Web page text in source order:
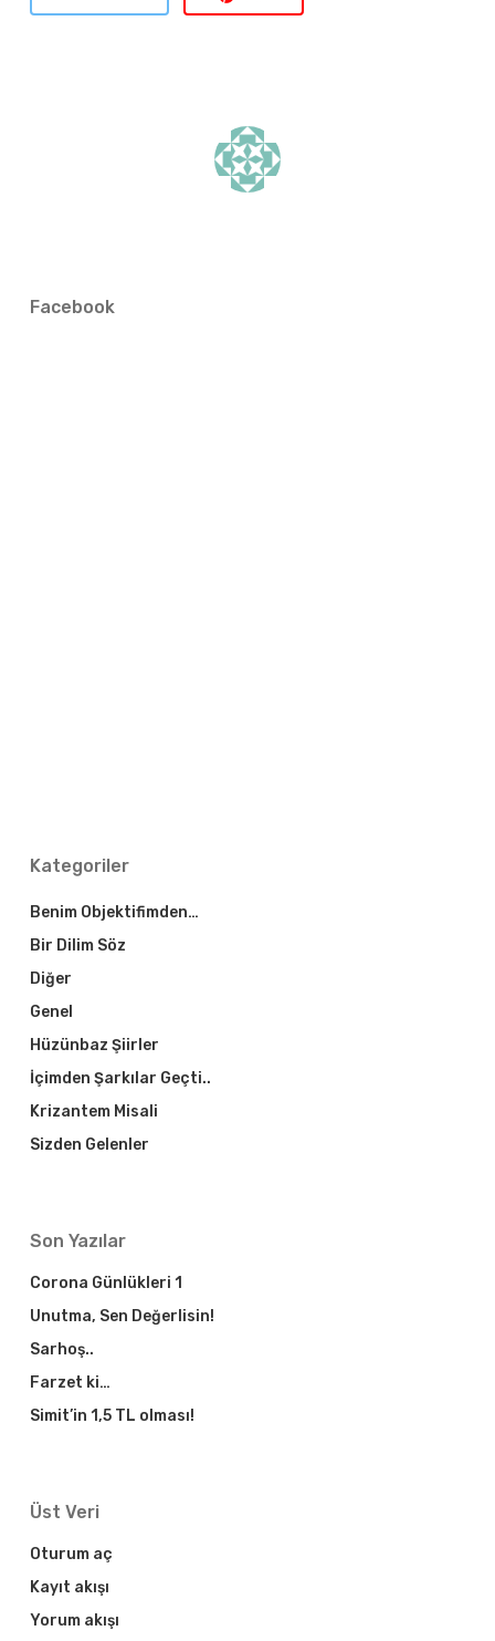
Facebook
Kategoriler
Benim Objektifimden…
Bir Dilim Söz
Diğer
Genel
Hüzünbaz Şiirler
İçimden Şarkılar Geçti..
Krizantem Misali
Sizden Gelenler
Son Yazılar
Corona Günlükleri 1
Unutma, Sen Değerlisin!
Sarhoş..
Farzet ki…
Simit’in 1,5 TL olması!
Üst Veri
Oturum aç
Kayıt akışı
Yorum akışı